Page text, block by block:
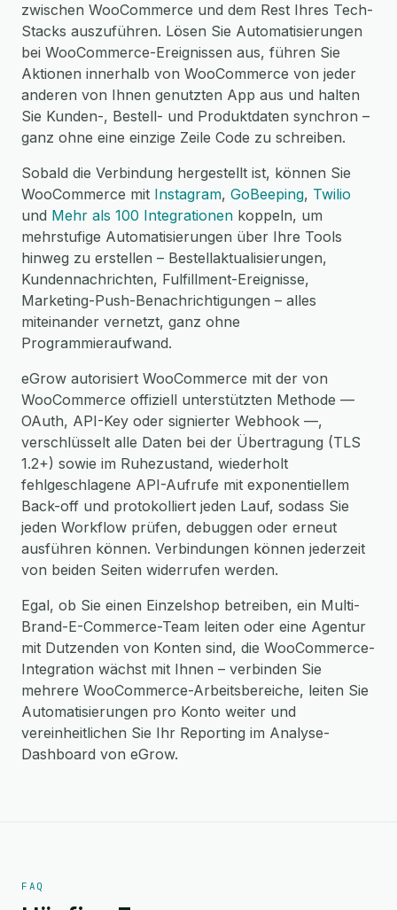
zwischen WooCommerce und dem Rest Ihres Tech-
Stacks auszuführen. Lösen Sie Automatisierungen
bei WooCommerce-Ereignissen aus, führen Sie
Aktionen innerhalb von WooCommerce von jeder
anderen von Ihnen genutzten App aus und halten
Sie Kunden-, Bestell- und Produktdaten synchron –
ganz ohne eine einzige Zeile Code zu schreiben.
Sobald die Verbindung hergestellt ist, können Sie
WooCommerce mit Instagram, GoBeeping, Twilio
und Mehr als 100 Integrationen koppeln, um
mehrstufige Automatisierungen über Ihre Tools
hinweg zu erstellen – Bestellaktualisierungen,
Kundennachrichten, Fulfillment-Ereignisse,
Marketing-Push-Benachrichtigungen – alles
miteinander vernetzt, ganz ohne
Programmieraufwand.
eGrow autorisiert WooCommerce mit der von
WooCommerce offiziell unterstützten Methode —
OAuth, API-Key oder signierter Webhook —,
verschlüsselt alle Daten bei der Übertragung (TLS
1.2+) sowie im Ruhezustand, wiederholt
fehlgeschlagene API-Aufrufe mit exponentiellem
Back-off und protokolliert jeden Lauf, sodass Sie
jeden Workflow prüfen, debuggen oder erneut
ausführen können. Verbindungen können jederzeit
von beiden Seiten widerrufen werden.
Egal, ob Sie einen Einzelshop betreiben, ein Multi-
Brand-E-Commerce-Team leiten oder eine Agentur
mit Dutzenden von Konten sind, die WooCommerce-
Integration wächst mit Ihnen – verbinden Sie
mehrere WooCommerce-Arbeitsbereiche, leiten Sie
Automatisierungen pro Konto weiter und
vereinheitlichen Sie Ihr Reporting im Analyse-
Dashboard von eGrow.
FAQ